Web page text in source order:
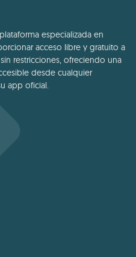
especializada en
acceso libre y gratuito a
restricciones, ofreciendo una
desde cualquier
app oficial.